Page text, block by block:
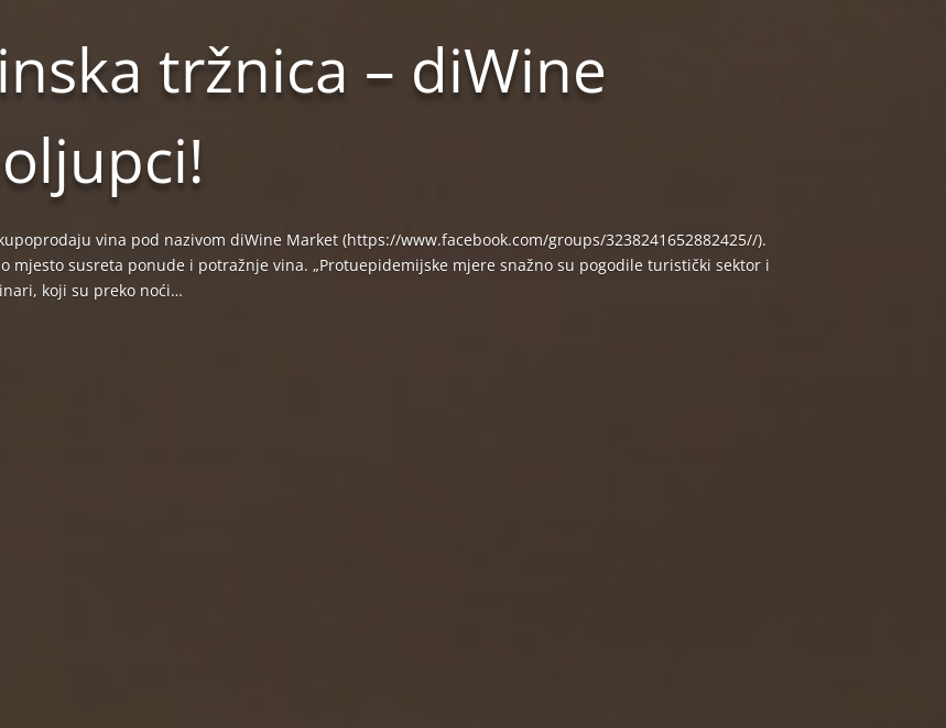
tržnica – diWine
vina pod nazivom diWine Market (https://www.facebook.com/groups/3238241652882425//).
mjesto susreta ponude i potražnje vina. „Protuepidemijske mjere snažno su pogodile turistički sektor i
koji su preko noći…